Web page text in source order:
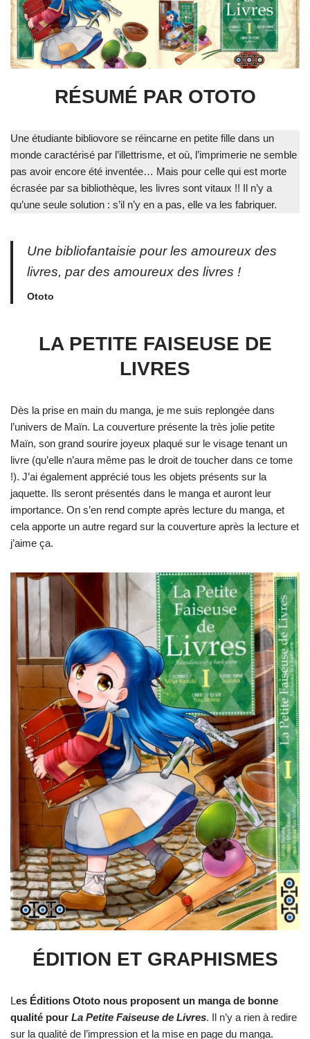
RÉSUMÉ PAR OTOTO
Une étudiante bibliovore se réincarne en petite fille dans un
monde caractérisé par l’illettrisme, et où, l’imprimerie ne semble
pas avoir encore été inventée… Mais pour celle qui est morte
écrasée par sa bibliothèque, les livres sont vitaux !! Il n’y a
qu’une seule solution : s’il n’y en a pas, elle va les fabriquer.
Une bibliofantaisie pour les amoureux des
livres, par des amoureux des livres !
Ototo
LA PETITE FAISEUSE DE
LIVRES
Dès la prise en main du manga, je me suis replongée dans
l’univers de Maïn. La couverture présente la très jolie petite
Maïn, son grand sourire joyeux plaqué sur le visage tenant un
livre (qu’elle n’aura même pas le droit de toucher dans ce tome
!). J’ai également apprécié tous les objets présents sur la
jaquette. Ils seront présentés dans le manga et auront leur
importance. On s’en rend compte après lecture du manga, et
cela apporte un autre regard sur la couverture après la lecture et
j’aime ça.
ÉDITION ET GRAPHISMES
Les Éditions Ototo nous proposent un manga de bonne
qualité pour La Petite Faiseuse de Livres. Il n’y a rien à redire
sur la qualité de l’impression et la mise en page du manga.